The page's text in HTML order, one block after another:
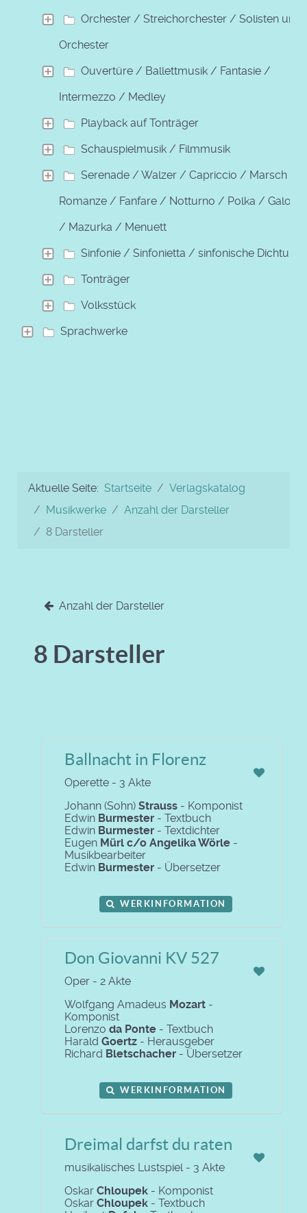
Orchester / Streichorchester / Solisten und
Orchester
Ouvertüre / Ballettmusik / Fantasie /
Intermezzo / Medley
Playback auf Tonträger
Schauspielmusik / Filmmusik
Serenade / Walzer / Capriccio / Marsch /
Romanze / Fanfare / Notturno / Polka / Galopp
/ Mazurka / Menuett
Sinfonie / Sinfonietta / sinfonische Dichtung
Tonträger
Volksstück
Sprachwerke
Aktuelle Seite: Startseite
Verlagskatalog
Musikwerke
Anzahl der Darsteller
8 Darsteller
Anzahl der Darsteller
8 Darsteller
Ballnacht in Florenz
Operette - 3 Akte
Johann (Sohn) Strauss - Komponist
Edwin Burmester - Textbuch
Edwin Burmester - Textdichter
Eugen Mürl c/o Angelika Wörle -
Musikbearbeiter
Edwin Burmester - Übersetzer
WERKINFORMATION
Don Giovanni KV 527
Oper - 2 Akte
Wolfgang Amadeus Mozart -
Komponist
Lorenzo da Ponte - Textbuch
Harald Goertz - Herausgeber
Richard Bletschacher - Übersetzer
WERKINFORMATION
Dreimal darfst du raten
musikalisches Lustspiel - 3 Akte
Oskar Chloupek - Komponist
Oskar Chloupek - Textbuch